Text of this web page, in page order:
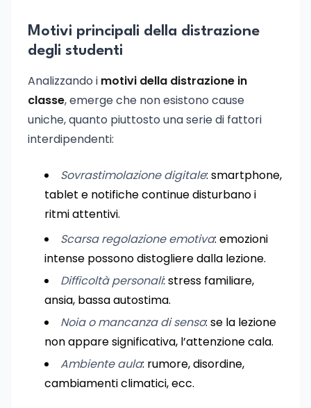
Motivi principali della distrazione
degli studenti
Analizzando i motivi della distrazione in
classe, emerge che non esistono cause
uniche, quanto piuttosto una serie di fattori
interdipendenti:
Sovrastimolazione digitale: smartphone,
tablet e notifiche continue disturbano i
ritmi attentivi.
Scarsa regolazione emotiva: emozioni
intense possono distogliere dalla lezione.
Difficoltà personali: stress familiare,
ansia, bassa autostima.
Noia o mancanza di senso: se la lezione
non appare significativa, l’attenzione cala.
Ambiente aula: rumore, disordine,
cambiamenti climatici, ecc.